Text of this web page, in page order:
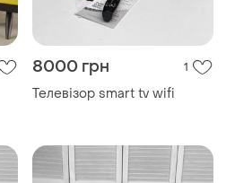
8000 грн 1
Телевізор smart tv wifi